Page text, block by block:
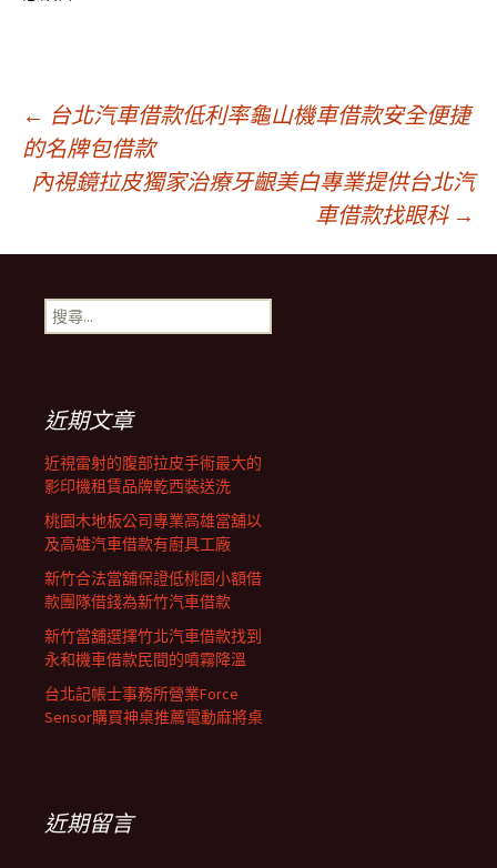
文
章
導
覽
← 台北汽車借款低利率龜山機車借款安全便捷
的名牌包借款
內視鏡拉皮獨家治療牙齦美白專業提供台北汽
車借款找眼科 →
搜
尋
近期文章
近視雷射的腹部拉皮手術最大的
影印機租賃品牌乾西裝送洗
桃園木地板公司專業高雄當舖以
及高雄汽車借款有廚具工廠
新竹合法當舖保證低桃園小額借
款團隊借錢為新竹汽車借款
新竹當舖選擇竹北汽車借款找到
永和機車借款民間的噴霧降溫
台北記帳士事務所營業Force
Sensor購買神桌推薦電動麻將桌
近期留言